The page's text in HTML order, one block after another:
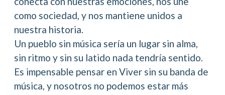
como sociedad, y nos mantiene unidos a
nuestra historia.
Un pueblo sin música sería un lugar sin alma,
sin ritmo y sin su latido nada tendría sentido.
Es impensable pensar en Viver sin su banda de
música, y nosotros no podemos estar más